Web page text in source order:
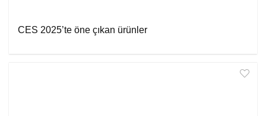
CES 2025’te öne çıkan ürünler